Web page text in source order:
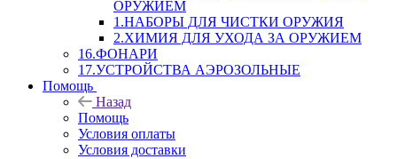
ОРУЖИЕМ
1.НАБОРЫ ДЛЯ ЧИСТКИ ОРУЖИЯ
2.ХИМИЯ ДЛЯ УХОДА ЗА ОРУЖИЕМ
16.ФОНАРИ
17.УСТРОЙСТВА АЭРОЗОЛЬНЫЕ
Помощь
Назад
Помощь
Условия оплаты
Условия доставки